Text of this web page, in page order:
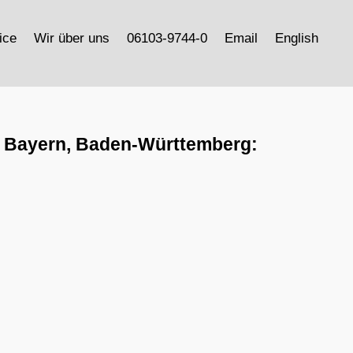
Wir über uns 06103-9744-0 Email English
Baden-Württemberg: